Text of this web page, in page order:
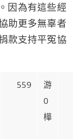
因為有這些經
助更多無辜者
款支持平冤協
559
游
0
樺